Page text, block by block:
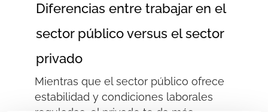
Diferencias entre trabajar en el
sector público versus el sector
privado
Mientras que el sector público ofrece
estabilidad y condiciones laborales